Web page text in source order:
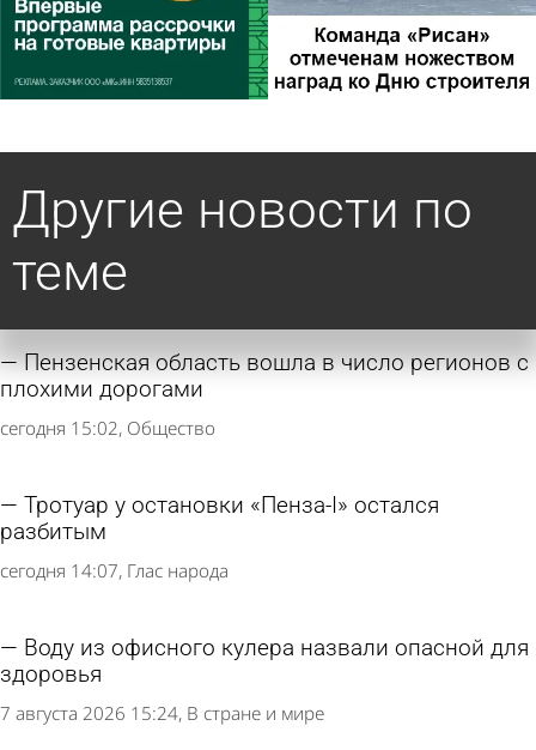
Другие новости по
теме
Пензенская область вошла в число регионов с
плохими дорогами
сегодня 15:02 Общество
Тротуар у остановки «Пенза-I» остался
разбитым
сегодня 14:07 Глас народа
Воду из офисного кулера назвали опасной для
здоровья
7 августа 2026 15:24 В стране и мире